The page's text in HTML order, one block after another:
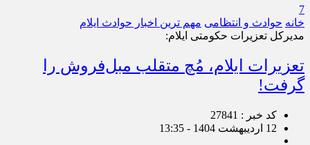
7
خانه حوادث و انتظامی مهم ترین اخبار حوادث ایلام
مدیرکل تعزیرات حکومتی ایلام:
تعزیرات ایلام، مُچ متقلب مبل‌فروش را
گرفت!
کد خبر : 27841
12 اردیبهشت 1404 - 13:35